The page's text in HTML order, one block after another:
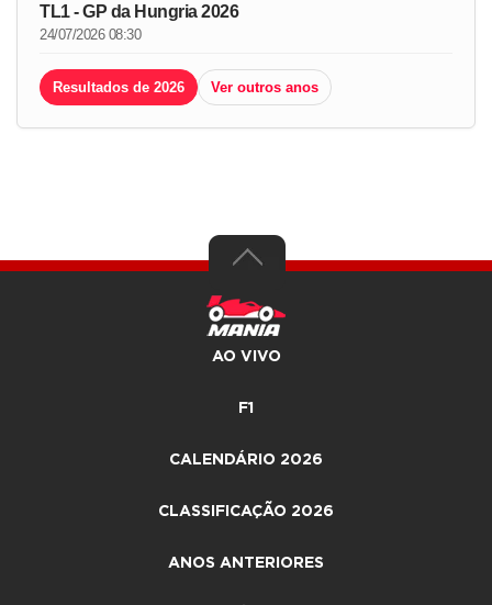
TL1 - GP da Hungria 2026
24/07/2026 08:30
Resultados de 2026 Ver outros anos
AO VIVO
F1
CALENDÁRIO 2026
CLASSIFICAÇÃO 2026
ANOS ANTERIORES